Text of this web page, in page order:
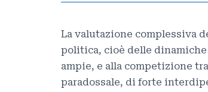
La valutazione complessiva
politica, cioè delle
ampie, e alla competizione
paradossale, di forte